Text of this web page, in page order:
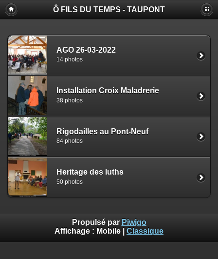
Ô FILS DU TEMPS - TAUPONT
AGO 26-03-2022
14 photos
Installation Croix Maladrerie
38 photos
Rigodailles au Pont-Neuf
84 photos
Heritage des luths
50 photos
Propulsé par Piwigo
Affichage : Mobile Classique